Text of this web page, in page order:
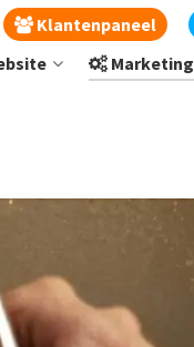
Klantenpaneel
Marketing